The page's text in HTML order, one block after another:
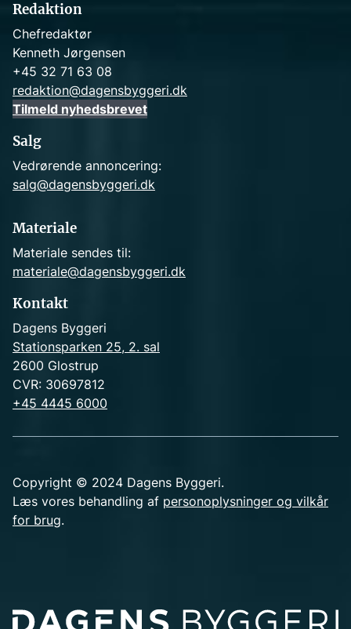
Redaktion
Chefredaktør
Kenneth Jørgensen
+45 32 71 63 08
redaktion@dagensbyggeri.dk
Tilmeld nyhedsbrevet
Salg
Vedrørende annoncering:
salg@dagensbyggeri.dk
Materiale
Materiale sendes til:
materiale@dagensbyggeri.dk
Kontakt
Dagens Byggeri
Stationsparken 25, 2. sal
2600 Glostrup
CVR: 30697812
+45 4445 6000
Copyright © 2024 Dagens Byggeri.
Læs vores behandling af personoplysninger og vilkår
for brug.